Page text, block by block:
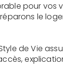
pour vos
le
de Vie